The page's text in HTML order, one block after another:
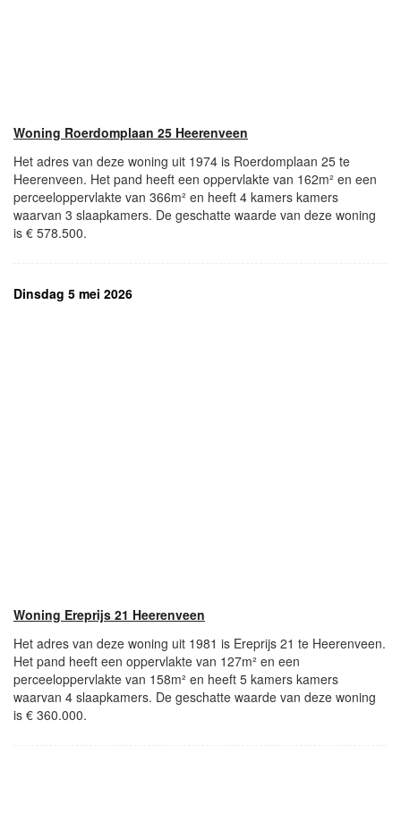
Woning Roerdomplaan 25 Heerenveen
Het adres van deze woning uit 1974 is Roerdomplaan 25 te
Heerenveen. Het pand heeft een oppervlakte van 162m² en een
perceeloppervlakte van 366m² en heeft 4 kamers kamers
waarvan 3 slaapkamers. De geschatte waarde van deze woning
is € 578.500.
Dinsdag 5 mei 2026
Woning Ereprijs 21 Heerenveen
Het adres van deze woning uit 1981 is Ereprijs 21 te Heerenveen.
Het pand heeft een oppervlakte van 127m² en een
perceeloppervlakte van 158m² en heeft 5 kamers kamers
waarvan 4 slaapkamers. De geschatte waarde van deze woning
is € 360.000.